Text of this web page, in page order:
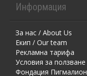
Информация
За нас / About Us
Екип / Our team
Рекламна тарифа
Условия за ползване
Фондация Пигмалион